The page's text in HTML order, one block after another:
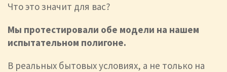
Что это значит для вас?
Мы протестировали обе модели на нашем
испытательном полигоне.
В реальных бытовых условиях, а не только на